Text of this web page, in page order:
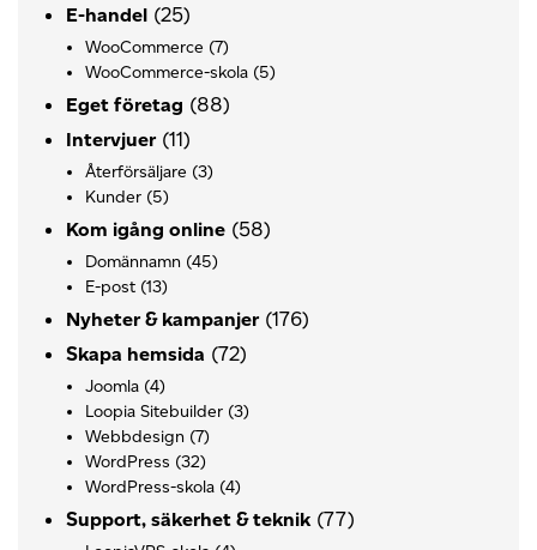
E-handel (25)
WooCommerce (7)
WooCommerce-skola (5)
Eget företag (88)
Intervjuer (11)
Återförsäljare (3)
Kunder (5)
Kom igång online (58)
Domännamn (45)
E-post (13)
Nyheter & kampanjer (176)
Skapa hemsida (72)
Joomla (4)
Loopia Sitebuilder (3)
Webbdesign (7)
WordPress (32)
WordPress-skola (4)
Support, säkerhet & teknik (77)